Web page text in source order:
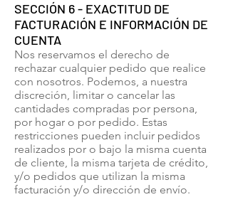
SECCIÓN 6 - EXACTITUD DE
FACTURACIÓN E INFORMACIÓN DE
CUENTA
Nos reservamos el derecho de
rechazar cualquier pedido que realice
con nosotros. Podemos, a nuestra
discreción, limitar o cancelar las
cantidades compradas por persona,
por hogar o por pedido. Estas
restricciones pueden incluir pedidos
realizados por o bajo la misma cuenta
de cliente, la misma tarjeta de crédito,
y/o pedidos que utilizan la misma
facturación y/o dirección de envío.